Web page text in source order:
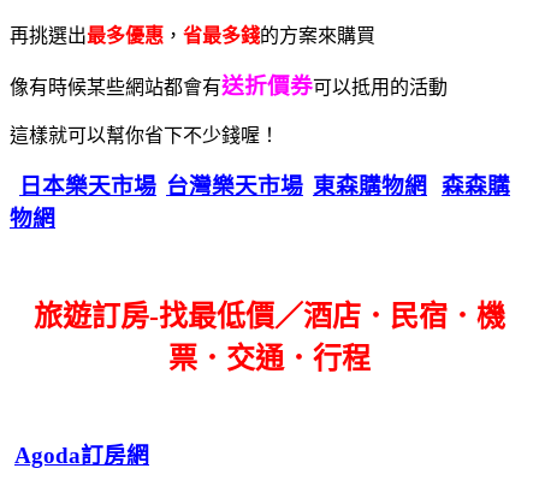
再挑選出最多優惠 ， 省最多錢的方案來購買
像有時候某些網站都會有送折價券可以抵用的活動
這樣就可以幫你省下不少錢喔！
日本樂天市場 台灣樂天市場 東森購物網
森森購
物網
旅遊訂房-找最低價／酒店．民宿．機
票．交通．行程
Agoda訂房網